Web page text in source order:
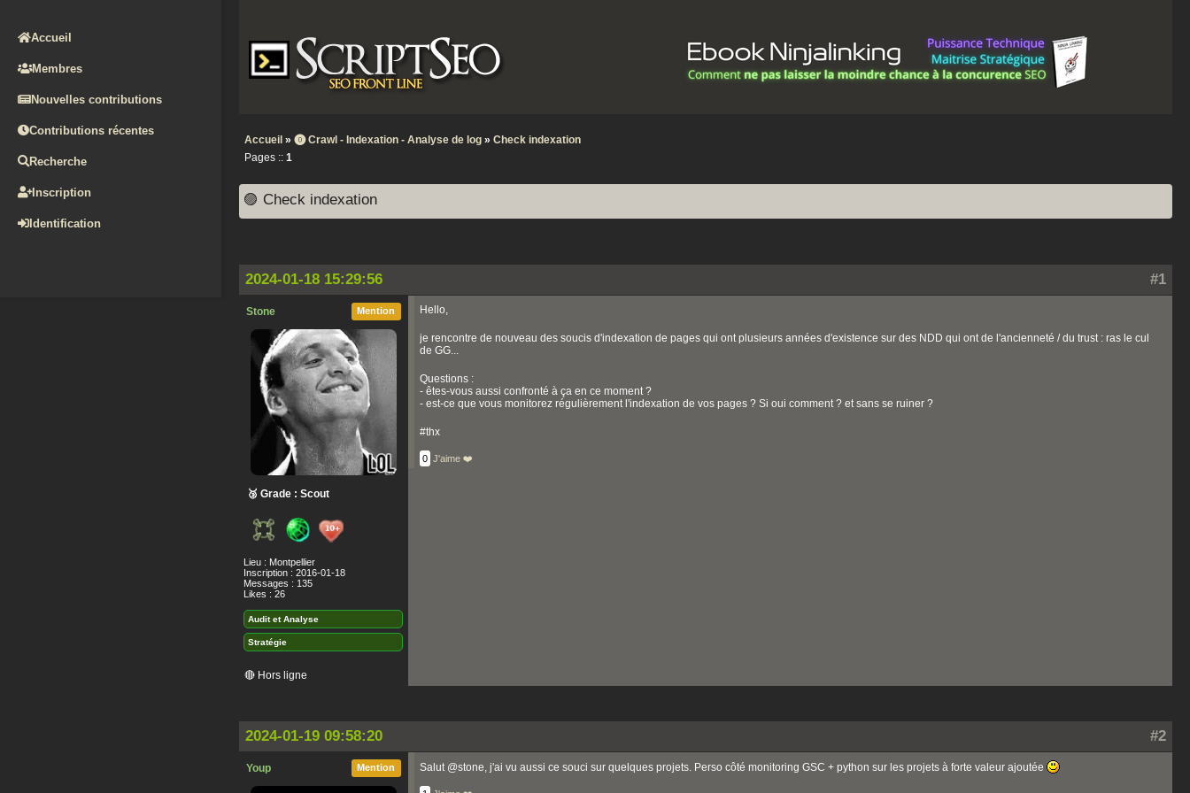
Accueil
Membres
Nouvelles contributions
Contributions récentes
Recherche
Inscription
Identification
Accueil » ⓿ Crawl - Indexation - Analyse de log » Check indexation
Pages :: 1
🟣 Check indexation
#1
2024-01-18 15:29:56
Mention
Stone
🥉 Grade : Scout
Lieu : Montpellier
Inscription : 2016-01-18
Messages : 135
Likes : 26
Audit et Analyse
Stratégie
Hello,
je rencontre de nouveau des soucis d'indexation de pages qui ont plusieurs années d'existence sur des NDD qui ont de l'ancienneté / du trust : ras le cul
de GG...
Questions :
- êtes-vous aussi confronté à ça en ce moment ?
- est-ce que vous monitorez régulièrement l'indexation de vos pages ? Si oui comment ? et sans se ruiner ?
#thx
0 J'aime ❤️
🔴 Hors ligne
#2
2024-01-19 09:58:20
Mention
Youp Salut @stone, j'ai vu aussi ce souci sur quelques projets. Perso côté monitoring GSC + python sur les projets à forte valeur ajoutée